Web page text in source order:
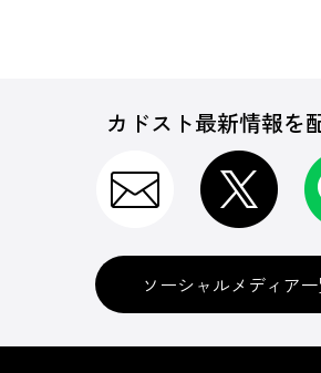
カドスト最新情報を
ソーシャルメディア